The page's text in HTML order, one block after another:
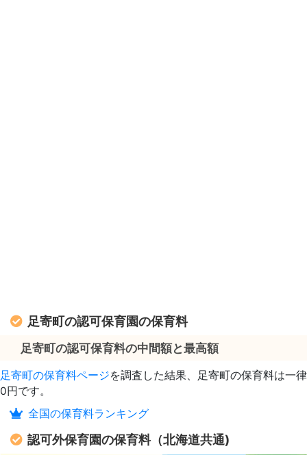
足寄町の認可保育園の保育料
足寄町の認可保育料の中間額と最高額
足寄町の保育料ページを調査した結果、足寄町の保育料は一律
0円です。
全国の保育料ランキング
認可外保育園の保育料（北海道共通)